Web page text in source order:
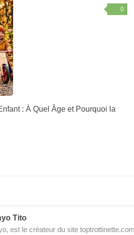
0
: À Quel Âge et Pourquoi la
Tito
est le créateur du site